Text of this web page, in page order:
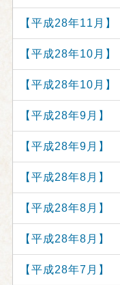
【平成28年11月
【平成28年10月
【平成28年10月
【平成28年9月
【平成28年9月
【平成28年8月
【平成28年8月
【平成28年8月
【平成28年7月